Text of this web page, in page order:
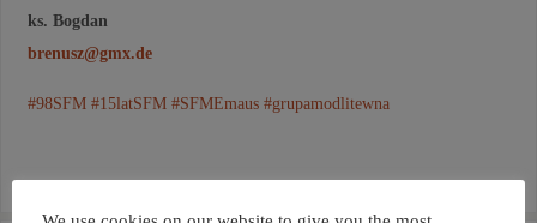
ks. Bogdan
brenusz@gmx.de
#98SFM #15latSFM #SFMEmaus #grupamodlitewna